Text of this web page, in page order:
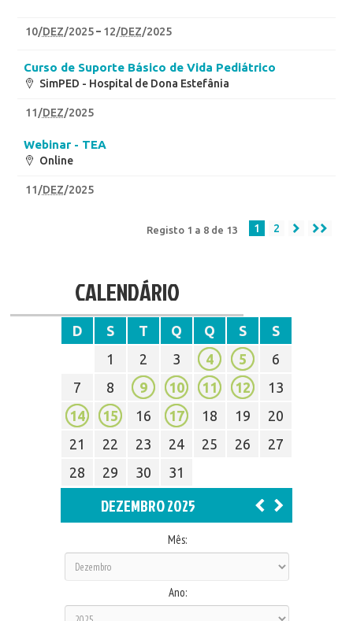
10/DEZ/2025 12/DEZ/2025
Curso de Suporte Básico de Vida Pediátrico
SimPED - Hospital de Dona Estefânia
11/DEZ/2025
Webinar - TEA
Online
11/DEZ/2025
Registo 1 a 8 de 13 1 2
CALENDÁRIO
D S T Q Q S
S
1
2 3 4 5
6
7
8 9 10 11 12
13
14
15 16 17 18 19
20
21
22 23 24 25 26
27
28
29 30 31
DEZEMBRO 2025
Mês:
Ano: